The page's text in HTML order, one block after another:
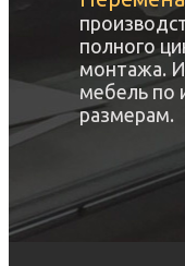
полного
монтажа.
мебель по
размерам.